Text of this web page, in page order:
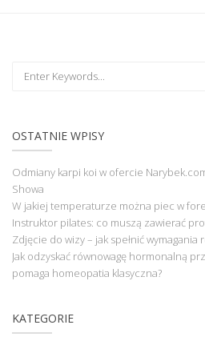
OSTATNIE WPISY
Odmiany karpi koi w ofercie
Showa
W jakiej temperaturze można piec w
Instruktor pilates: co muszą zawierać
Zdjęcie do wizy – jak spełnić wymagania
Jak odzyskać równowagę hormonalną
pomaga homeopatia klasyczna?
KATEGORIE